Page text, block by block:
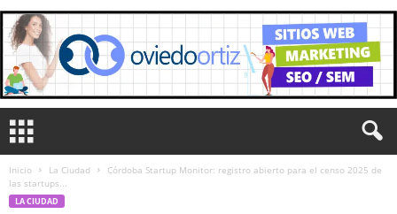
Inicio La Ciudad
Córdoba Startup Monitor: registro abierto para el censo 2025 de
las startups...
LA CIUDAD